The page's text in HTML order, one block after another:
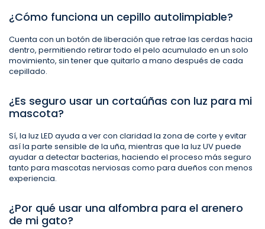
¿Cómo funciona un cepillo autolimpiable?
Cuenta con un botón de liberación que retrae las cerdas hacia
dentro, permitiendo retirar todo el pelo acumulado en un solo
movimiento, sin tener que quitarlo a mano después de cada
cepillado.
¿Es seguro usar un cortaúñas con luz para mi
mascota?
Sí, la luz LED ayuda a ver con claridad la zona de corte y evitar
así la parte sensible de la uña, mientras que la luz UV puede
ayudar a detectar bacterias, haciendo el proceso más seguro
tanto para mascotas nerviosas como para dueños con menos
experiencia.
¿Por qué usar una alfombra para el arenero
de mi gato?